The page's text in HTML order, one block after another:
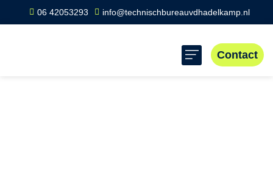
06 42053293 info@technischbureauvdhadelkamp.nl
Contact